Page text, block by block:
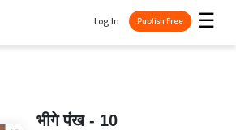
☰
Log In Publish Free
भीगे पंख - 10